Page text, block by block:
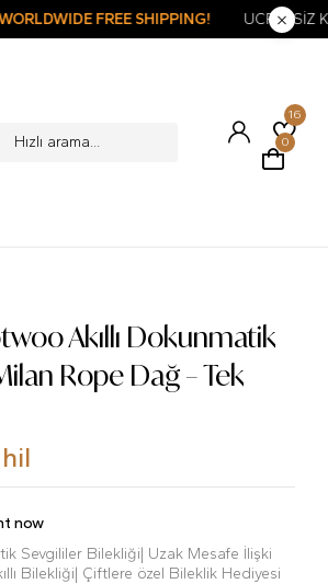
KARGO!WORLDWIDE FREE
16
0
Akıllı Dokunmatik
Rope Dağ – Tek
now
Sevgililer Bilekliği| Uzak Mesafe İlişki
Bilekliği| Çiftlere özel Bileklik Hediyesi